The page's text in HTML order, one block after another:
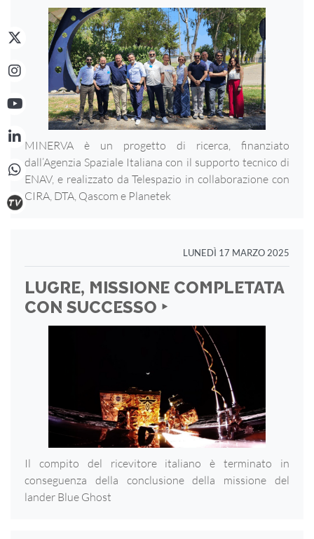
MINERVA è un progetto di ricerca, finanziato
dall’Agenzia Spaziale Italiana con il supporto tecnico di
ENAV, e realizzato da Telespazio in collaborazione con
CIRA, DTA, Qascom e Planetek
LUNEDÌ 17 MARZO 2025
LUGRE, MISSIONE COMPLETATA
CON SUCCESSO ‣
Il compito del ricevitore italiano è terminato in
conseguenza della conclusione della missione del
lander Blue Ghost